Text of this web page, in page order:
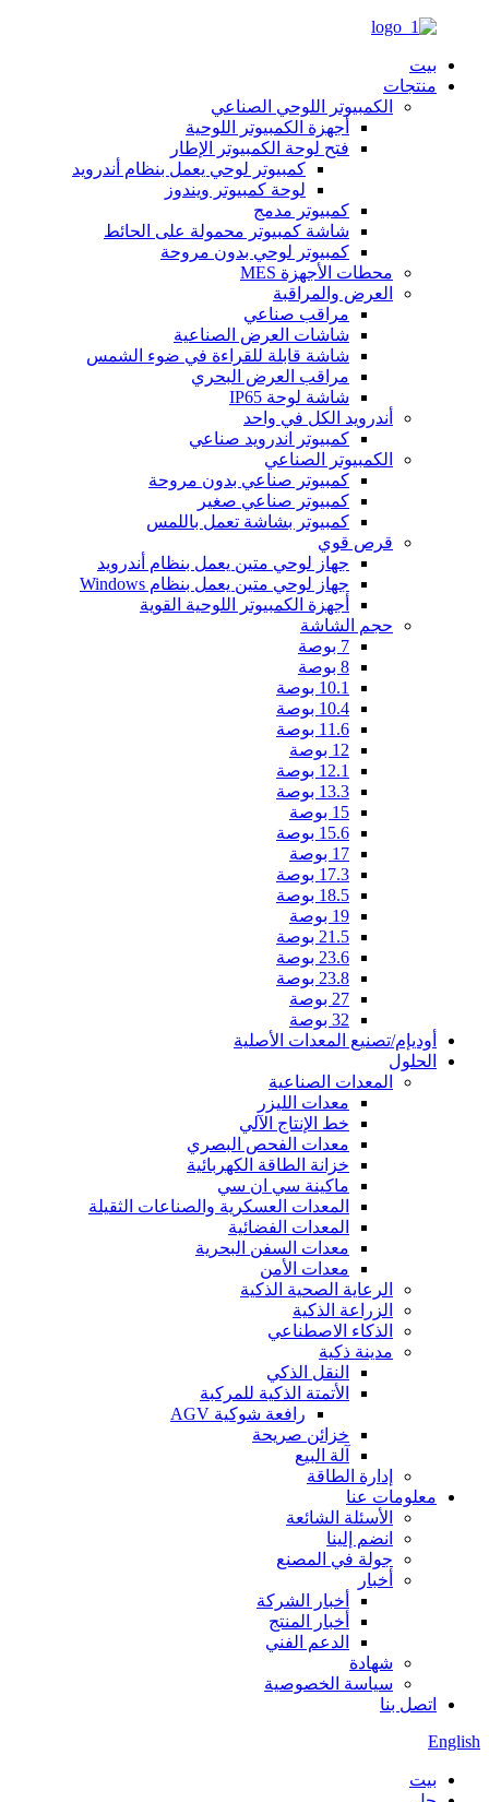
بيت
منتجات
الكمبيوتر اللوحي الصناعي
أجهزة الكمبيوتر اللوحية
فتح لوحة الكمبيوتر الإطار
كمبيوتر لوحي يعمل بنظام أندرويد
لوحة كمبيوتر ويندوز
كمبيوتر مدمج
شاشة كمبيوتر محمولة على الحائط
كمبيوتر لوحي بدون مروحة
محطات الأجهزة MES
العرض والمراقبة
مراقب صناعي
شاشات العرض الصناعية
شاشة قابلة للقراءة في ضوء الشمس
مراقب العرض البحري
شاشة لوحة IP65
أندرويد الكل في واحد
كمبيوتر اندرويد صناعي
الكمبيوتر الصناعي
كمبيوتر صناعي بدون مروحة
كمبيوتر صناعي صغير
كمبيوتر بشاشة تعمل باللمس
قرص قوي
جهاز لوحي متين يعمل بنظام أندرويد
جهاز لوحي متين يعمل بنظام Windows
أجهزة الكمبيوتر اللوحية القوية
حجم الشاشة
7 بوصة
8 بوصة
10.1 بوصة
10.4 بوصة
11.6 بوصة
12 بوصة
12.1 بوصة
13.3 بوصة
15 بوصة
15.6 بوصة
17 بوصة
17.3 بوصة
18.5 بوصة
19 بوصة
21.5 بوصة
23.6 بوصة
23.8 بوصة
27 بوصة
32 بوصة
أوديإم/تصنيع المعدات الأصلية
الحلول
المعدات الصناعية
معدات الليزر
خط الإنتاج الآلي
معدات الفحص البصري
خزانة الطاقة الكهربائية
ماكينة سي ان سي
المعدات العسكرية والصناعات الثقيلة
المعدات الفضائية
معدات السفن البحرية
معدات الأمن
الرعاية الصحية الذكية
الزراعة الذكية
الذكاء الاصطناعي
مدينة ذكية
النقل الذكي
الأتمتة الذكية للمركبة
رافعة شوكية AGV
خزائن صريحة
آلة البيع
إدارة الطاقة
معلومات عنا
الأسئلة الشائعة
انضم إلينا
جولة في المصنع
أخبار
أخبار الشركة
أخبار المنتج
الدعم الفني
شهادة
سياسة الخصوصية
اتصل بنا
English
بيت